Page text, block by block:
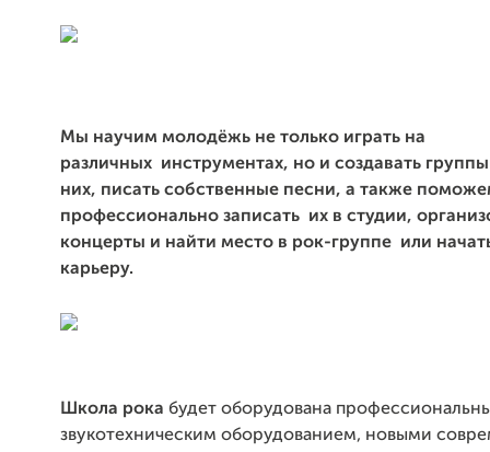
Мы научим молодёжь не только играть на
различных инструментах, но и создавать
них, писать собственные песни, а также
профессионально записать их в студии,
концерты и найти место в рок-группе или
карьеру.
Школа рока будет оборудована
звукотехническим оборудованием, новыми